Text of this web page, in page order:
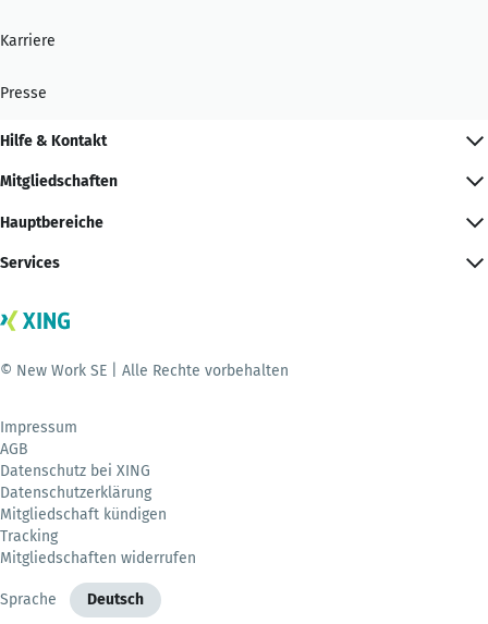
Karriere
Presse
Hilfe & Kontakt
Mitgliedschaften
Hauptbereiche
Services
© New Work SE | Alle Rechte vorbehalten
Impressum
AGB
Datenschutz bei XING
Datenschutzerklärung
Mitgliedschaft kündigen
Tracking
Mitgliedschaften widerrufen
Sprache Deutsch